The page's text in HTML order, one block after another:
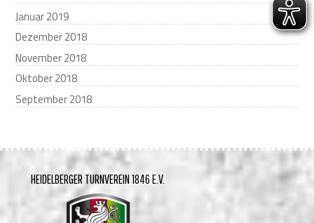
Januar 2019
Dezember 2018
November 2018
Oktober 2018
September 2018
HEIDELBERGER TURNVEREIN 1846 E.V.